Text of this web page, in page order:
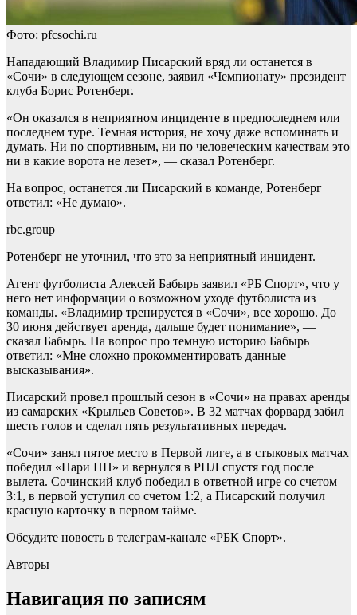
Фото: pfcsochi.ru
Нападающий Владимир Писарский вряд ли останется в
«Сочи» в следующем сезоне, заявил «Чемпионату» президент
клуба Борис Ротенберг.
«Он оказался в неприятном инциденте в предпоследнем или
последнем туре. Темная история, не хочу даже вспоминать и
думать. Ни по спортивным, ни по человеческим качествам это
ни в какие ворота не лезет», — сказал Ротенберг.
На вопрос, останется ли Писарский в команде, Ротенберг
ответил: «Не думаю».
rbc.group
Ротенберг не уточнил, что это за неприятный инцидент.
Агент футболиста Алексей Бабырь заявил «РБ Спорт», что у
него нет информации о возможном уходе футболиста из
команды. «Владимир тренируется в «Сочи», все хорошо. До
30 июня действует аренда, дальше будет понимание», —
сказал Бабырь. На вопрос про темную историю Бабырь
ответил: «Мне сложно прокомментировать данные
высказывания».
Писарский провел прошлый сезон в «Сочи» на правах аренды
из самарских «Крыльев Советов». В 32 матчах форвард забил
шесть голов и сделал пять результативных передач.
«Сочи» занял пятое место в Первой лиге, а в стыковых матчах
победил «Пари НН» и вернулся в РПЛ спустя год после
вылета. Сочинский клуб победил в ответной игре со счетом
3:1, в первой уступил со счетом 1:2, а Писарский получил
красную карточку в первом тайме.
Обсудите новость в телеграм-канале «РБК Спорт».
Авторы
Навигация по записям